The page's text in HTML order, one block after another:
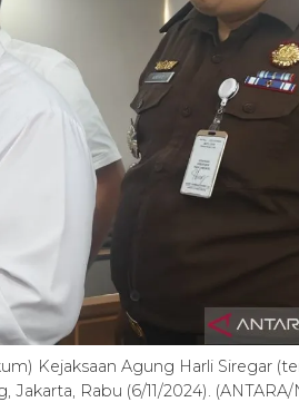
Kejaksaan Agung Harli Siregar
Rabu (6/11/2024). (ANTARA/